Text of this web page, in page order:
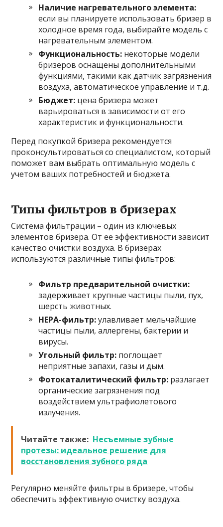
Наличие нагревательного элемента:
если вы планируете использовать бризер в
холодное время года, выбирайте модель с
нагревательным элементом.
Функциональность: некоторые модели
бризеров оснащены дополнительными
функциями, такими как датчик загрязнения
воздуха, автоматическое управление и т.д.
Бюджет: цена бризера может
варьироваться в зависимости от его
характеристик и функциональности.
Перед покупкой бризера рекомендуется
проконсультироваться со специалистом, который
поможет вам выбрать оптимальную модель с
учетом ваших потребностей и бюджета.
Типы фильтров в бризерах
Система фильтрации – один из ключевых
элементов бризера. От ее эффективности зависит
качество очистки воздуха. В бризерах
используются различные типы фильтров:
Фильтр предварительной очистки:
задерживает крупные частицы пыли, пух,
шерсть животных.
HEPA-фильтр:улавливает мельчайшие
частицы пыли, аллергены, бактерии и
вирусы.
Угольный фильтр: поглощает
неприятные запахи, газы и дым.
Фотокаталитический фильтр: разлагает
органические загрязнения под
воздействием ультрафиолетового
излучения.
Читайте также: Несъемные зубные
протезы: идеальное решение для
восстановления зубного ряда
Регулярно меняйте фильтры в бризере, чтобы
обеспечить эффективную очистку воздуха.